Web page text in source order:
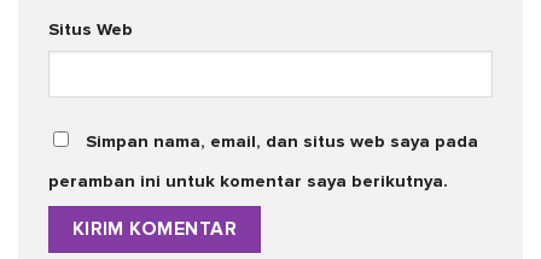
Situs Web
Simpan nama, email, dan situs web saya pada
peramban ini untuk komentar saya berikutnya.